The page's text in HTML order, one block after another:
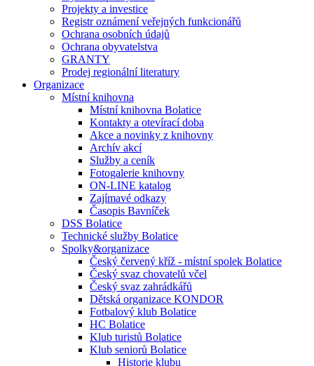
Projekty a investice
Registr oznámení veřejných funkcionářů
Ochrana osobních údajů
Ochrana obyvatelstva
GRANTY
Prodej regionální literatury
Organizace
Místní knihovna
Místní knihovna Bolatice
Kontakty a otevírací doba
Akce a novinky z knihovny
Archív akcí
Služby a ceník
Fotogalerie knihovny
ON-LINE katalog
Zajímavé odkazy
Časopis Bavníček
DSS Bolatice
Technické služby Bolatice
Spolky&organizace
Český červený kříž - místní spolek Bolatice
Český svaz chovatelů včel
Český svaz zahrádkářů
Dětská organizace KONDOR
Fotbalový klub Bolatice
HC Bolatice
Klub turistů Bolatice
Klub seniorů Bolatice
Historie klubu